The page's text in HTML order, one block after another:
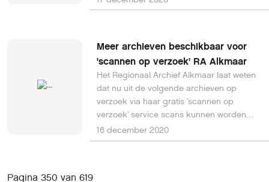
Meer archieven beschikbaar voor
'scannen op verzoek' RA Alkmaar
Het Regionaal Archief Alkmaar laat weten
dat nu uit de volgende archieven op
verzoek via haar gratis 'scannen op
verzoek' service scans kunnen worden
opgevraagd. Archief van de gemeente
Koedijk, 1560-1811 Archief van de
16 december 2020
Pagina 350 van 619